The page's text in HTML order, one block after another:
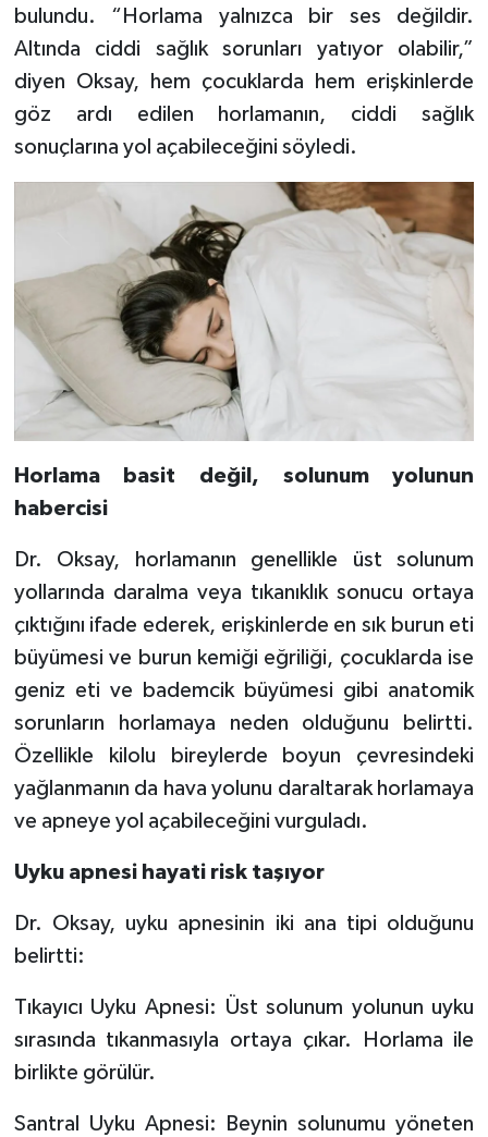
bulundu. “Horlama yalnızca bir ses değildir.
Altında ciddi sağlık sorunları yatıyor olabilir,”
diyen Oksay, hem çocuklarda hem erişkinlerde
göz ardı edilen horlamanın, ciddi sağlık
sonuçlarına yol açabileceğini söyledi.
Horlama basit değil, solunum yolunun
habercisi
Dr. Oksay, horlamanın genellikle üst solunum
yollarında daralma veya tıkanıklık sonucu ortaya
çıktığını ifade ederek, erişkinlerde en sık burun eti
büyümesi ve burun kemiği eğriliği, çocuklarda ise
geniz eti ve bademcik büyümesi gibi anatomik
sorunların horlamaya neden olduğunu belirtti.
Özellikle kilolu bireylerde boyun çevresindeki
yağlanmanın da hava yolunu daraltarak horlamaya
ve apneye yol açabileceğini vurguladı.
Uyku apnesi hayati risk taşıyor
Dr. Oksay, uyku apnesinin iki ana tipi olduğunu
belirtti:
Tıkayıcı Uyku Apnesi: Üst solunum yolunun uyku
sırasında tıkanmasıyla ortaya çıkar. Horlama ile
birlikte görülür.
Santral Uyku Apnesi: Beynin solunumu yöneten